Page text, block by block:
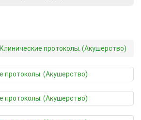
Клинические протоколы. (Акушерство)